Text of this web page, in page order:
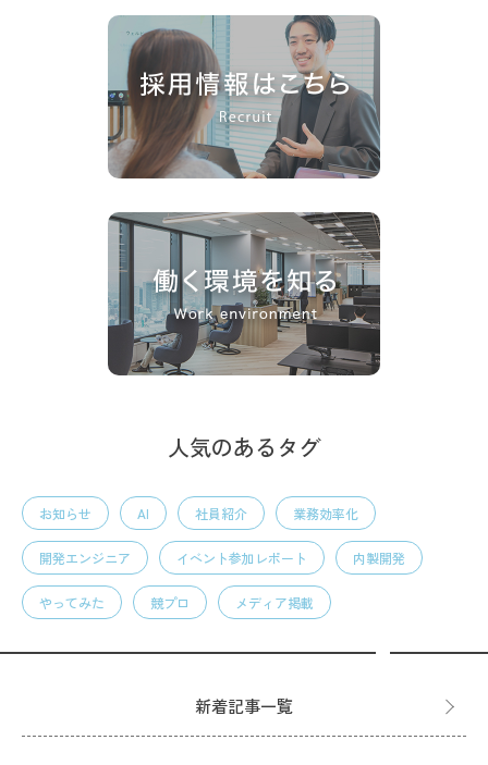
人気のあるタグ
お知らせ AI 社員紹介 業務効率化
開発エンジニア イベント参加レポート 内製開発
やってみた 競プロ メディア掲載
新着記事一覧